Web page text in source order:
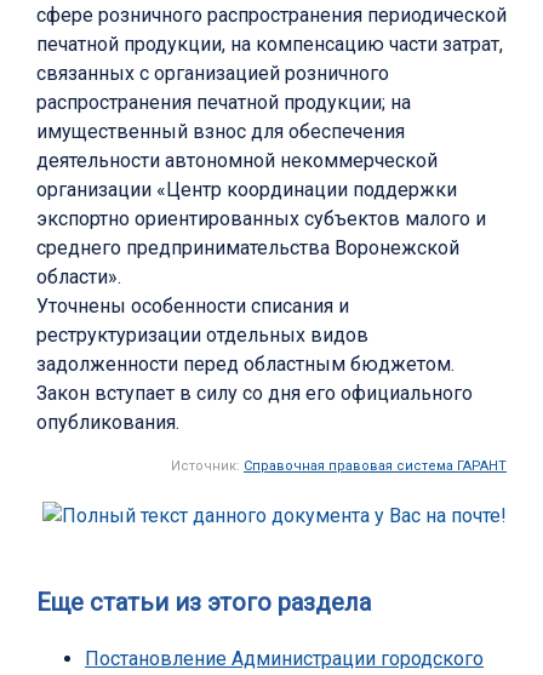
сфере розничного распространения периодической
печатной продукции, на компенсацию части затрат,
связанных с организацией розничного
распространения печатной продукции; на
имущественный взнос для обеспечения
деятельности автономной некоммерческой
организации «Центр координации поддержки
экспортно ориентированных субъектов малого и
среднего предпринимательства Воронежской
области».
Уточнены особенности списания и
реструктуризации отдельных видов
задолженности перед областным бюджетом.
Закон вступает в силу со дня его официального
опубликования.
Источник: Справочная правовая система ГАРАНТ
Еще статьи из этого раздела
Постановление Администрации городского